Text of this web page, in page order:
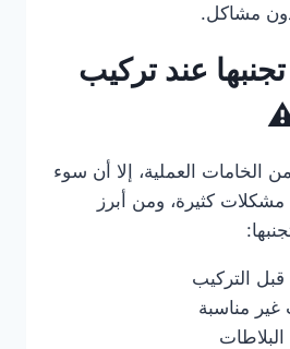
مشاكل.
عند تركيب
الخامات العملية، إلا أن سوء
مشكلات كثيرة، ومن أبرز
التركيب
غير مناسبة